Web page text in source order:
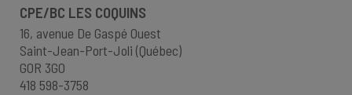
CPE/BC LES COQUINS
16, avenue De Gaspé Ouest
Saint-Jean-Port-Joli (Québec)
G0R 3G0
418 598-3758